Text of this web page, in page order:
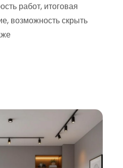
работ, итоговая
возможность скрыть